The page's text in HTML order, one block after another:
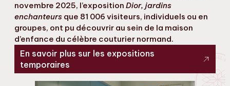
novembre 2025, l’exposition Dior, jardins
enchanteurs que 81 006 visiteurs, individuels ou en
groupes, ont pu découvrir au sein de la maison
d’enfance du célèbre couturier normand.
En savoir plus sur les expositions
temporaires